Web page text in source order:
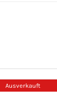
Ausverkauft